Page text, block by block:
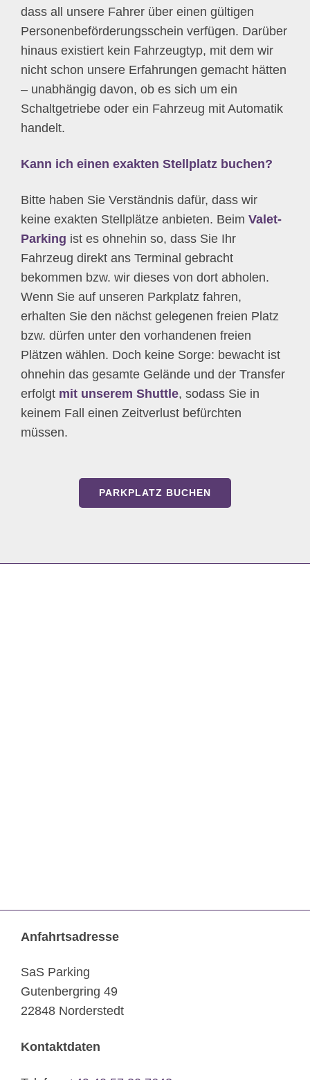
dass all unsere Fahrer über einen gültigen
Personenbeförderungsschein verfügen. Darüber
hinaus existiert kein Fahrzeugtyp, mit dem wir
nicht schon unsere Erfahrungen gemacht hätten
– unabhängig davon, ob es sich um ein
Schaltgetriebe oder ein Fahrzeug mit Automatik
handelt.
Kann ich einen exakten Stellplatz buchen?
Bitte haben Sie Verständnis dafür, dass wir
keine exakten Stellplätze anbieten. Beim Valet-
Parking ist es ohnehin so, dass Sie Ihr
Fahrzeug direkt ans Terminal gebracht
bekommen bzw. wir dieses von dort abholen.
Wenn Sie auf unseren Parkplatz fahren,
erhalten Sie den nächst gelegenen freien Platz
bzw. dürfen unter den vorhandenen freien
Plätzen wählen. Doch keine Sorge: bewacht ist
ohnehin das gesamte Gelände und der Transfer
erfolgt mit unserem Shuttle, sodass Sie in
keinem Fall einen Zeitverlust befürchten
müssen.
PARKPLATZ BUCHEN
Anfahrtsadresse
SaS Parking
Gutenbergring 49
22848 Norderstedt
Kontaktdaten